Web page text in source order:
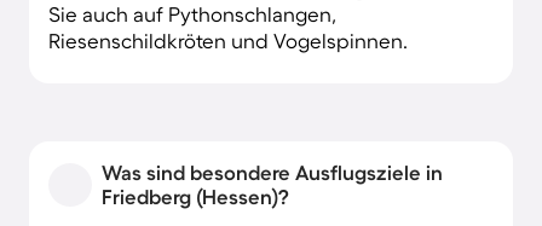
Sie auch auf Pythonschlangen,
Riesenschildkröten und Vogelspinnen.
Was sind besondere Ausflugsziele in
Friedberg (Hessen)?